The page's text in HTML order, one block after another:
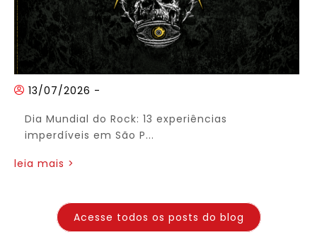
13/07/2026 -
Dia Mundial do Rock: 13 experiências
imperdíveis em São P...
leia mais >
Acesse todos os posts do blog